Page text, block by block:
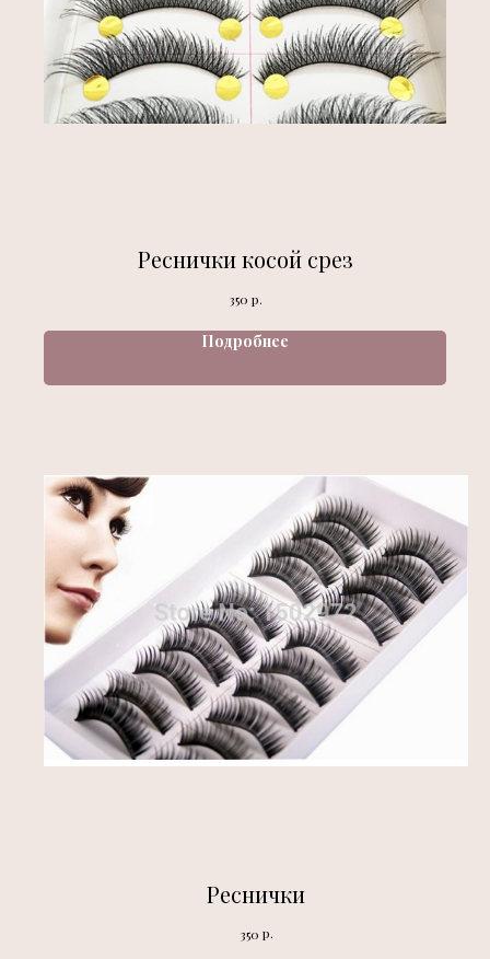
Реснички косой срез
350 р.
Подробнее
Реснички
350 р.